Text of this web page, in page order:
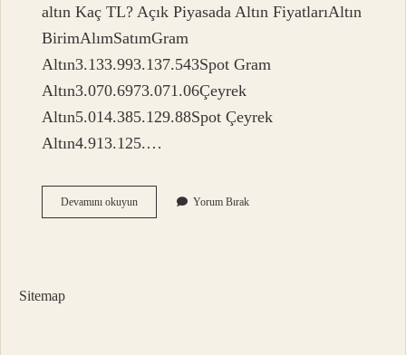
altın Kaç TL? Açık Piyasada Altın FiyatlarıAltın
BirimAlımSatımGram
Altın3.133.993.137.543Spot Gram
Altın3.070.6973.071.06Çeyrek
Altın5.014.385.129.88Spot Çeyrek
Altın4.913.125.…
Devamını okuyunTam
Altın
Yorum Bırak
Sitemap